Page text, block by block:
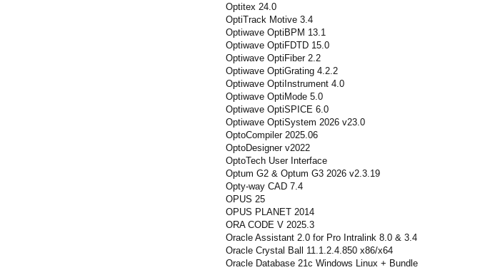
Optitex 24.0
OptiTrack Motive 3.4
Optiwave OptiBPM 13.1
Optiwave OptiFDTD 15.0
Optiwave OptiFiber 2.2
Optiwave OptiGrating 4.2.2
Optiwave OptiInstrument 4.0
Optiwave OptiMode 5.0
Optiwave OptiSPICE 6.0
Optiwave OptiSystem 2026 v23.0
OptoCompiler 2025.06
OptoDesigner v2022
OptoTech User Interface
Optum G2 & Optum G3 2026 v2.3.19
Opty-way CAD 7.4
OPUS 25
OPUS PLANET 2014
ORA CODE V 2025.3
Oracle Assistant 2.0 for Pro Intralink 8.0 & 3.4
Oracle Crystal Ball 11.1.2.4.850 x86/x64
Oracle Database 21c Windows Linux + Bundle